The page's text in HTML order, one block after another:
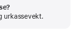
urkassevekt.